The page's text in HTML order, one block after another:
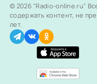
© 2026 "Radio-online.ru"
содержать контент, не
лет.